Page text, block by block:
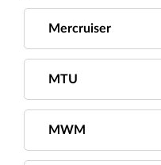
Mercruiser
MTU
MWM